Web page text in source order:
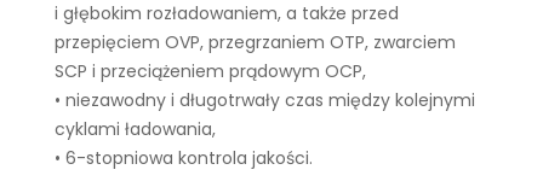
i głębokim rozładowaniem, a także przed
przepięciem OVP, przegrzaniem OTP, zwarciem
SCP i przeciążeniem prądowym OCP,
• niezawodny i długotrwały czas między kolejnymi
cyklami ładowania,
• 6-stopniowa kontrola jakości.